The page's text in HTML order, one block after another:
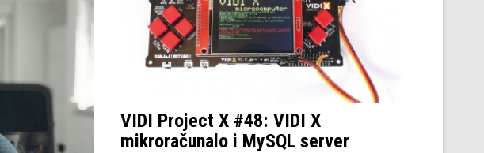
VIDI Project X #48: VIDI X
mikroračunalo i MySQL server